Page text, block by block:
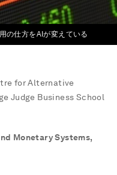
の仕方をAIが変えている
for Alternative
Judge Business School
Monetary Systems,